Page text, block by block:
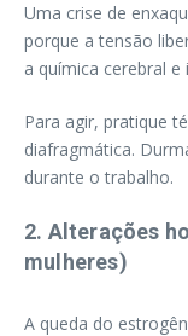
Uma crise de
porque a tensão
a química cerebral
Para agir, pratique
diafragmática.
durante o trabalho.
2. Alterações
mulheres)
A queda do